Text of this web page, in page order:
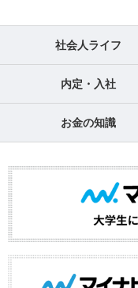
社会人ライフ
内定・入社
お金の知識